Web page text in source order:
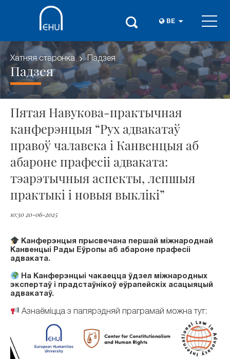
BE
Хатняя старонка Падзея
Падзея
Пятая Навукова-практычная
канферэнцыя “Рух адвакатаў
правоў чалавека і Канвенцыя аб
абароне прафесіі адваката:
тэарэтычныя аспекты, лепшыя
практыкі і новыя выклікі”
10:30 20-06-2025
Канферэнцыя прысвечана першай міжнароднай
Канвенцыі Рады Еўропы аб абароне прафесіі
адваката.
На Канферэнцыі чакаецца ўдзел міжнародных
экспертаў і прадстаўнікоў еўрапейскіх асацыяцый
адвакатаў.
Азнаёміцца ​​з папярэдняй праграмай можна тут: